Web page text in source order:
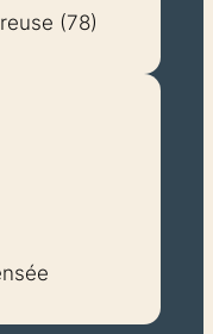
(78)